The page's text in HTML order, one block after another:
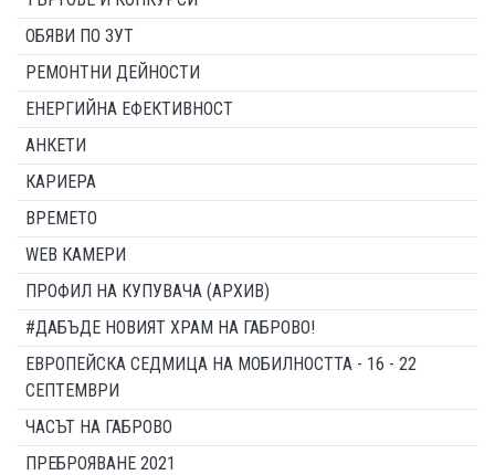
ОБЯВИ ПО ЗУТ
РЕМОНТНИ ДЕЙНОСТИ
ЕНЕРГИЙНА ЕФЕКТИВНОСТ
АНКЕТИ
КАРИЕРА
ВРЕМЕТО
WEB КАМЕРИ
ПРОФИЛ НА КУПУВАЧА (АРХИВ)
#ДАБЪДЕ НОВИЯТ ХРАМ НА ГАБРОВО!
ЕВРОПЕЙСКА СЕДМИЦА НА МОБИЛНОСТТА - 16 - 22
СЕПТЕМВРИ
ЧАСЪТ НА ГАБРОВО
ПРЕБРОЯВАНЕ 2021